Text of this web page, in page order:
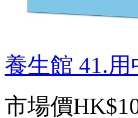
養生館 41.
市場價